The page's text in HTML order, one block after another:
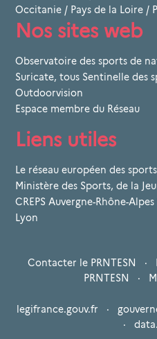
Occitanie / Pays de la Loire /
Nos sites web
Observatoire des sports de
Suricate, tous Sentinelle des
Outdoorvision
Espace membre du Réseau
Liens utiles
Le réseau européen des
Ministère des Sports, de la
CREPS Auvergne-Rhône-
Lyon
Contacter le PRNTESN ·
PRNTESN
·
legifrance.gouv.fr ·
·